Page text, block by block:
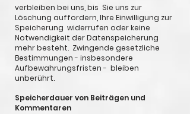
verbleiben bei uns, bis Sie uns zur
Löschung auffordern, Ihre Einwilligung zur
Speicherung widerrufen oder keine
Notwendigkeit der Datenspeicherung
mehr besteht. Zwingende gesetzliche
Bestimmungen - insbesondere
Aufbewahrungsfristen - bleiben
unberührt.
Speicherdauer von Beiträgen und
Kommentaren